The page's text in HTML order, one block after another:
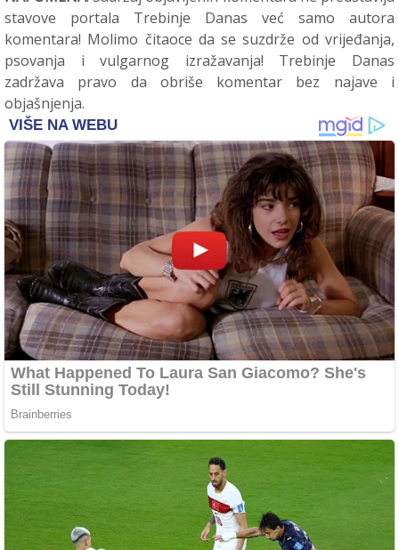
stavove portala Trebinje Danas već samo autora
komentara! Molimo čitaoce da se suzdrže od vrijeđanja,
psovanja i vulgarnog izražavanja! Trebinje Danas
zadržava pravo da obriše komentar bez najave i
objašnjenja.